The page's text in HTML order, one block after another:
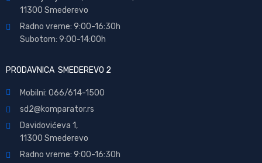
11300 Smederevo
Radno vreme: 9:00-16:30h
Subotom: 9:00-14:00h
PRODAVNICA SMEDEREVO 2
Mobilni: 066/614-1500
sd2@komparator.rs
Davidovićeva 1,
11300 Smederevo
Radno vreme: 9:00-16:30h